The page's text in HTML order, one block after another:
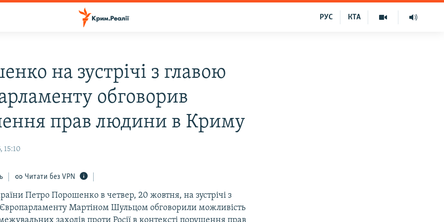
КТА
РУС
на зустрічі з главою
обговорив
прав людини в Криму
15:10
Читати без VPN
Петро Порошенко в четвер, 20 жовтня, на зустрічі з
Мартіном Шульцом обговорили можливість